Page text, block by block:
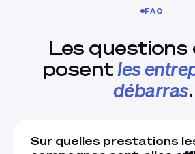
FAQ
Les questions
posent les
débarras.
Sur quelles prestations